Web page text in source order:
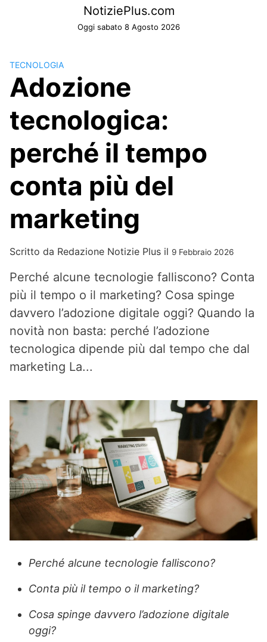
NotiziePlus.com
Oggi sabato 8 Agosto 2026
TECNOLOGIA
Adozione
tecnologica:
perché il tempo
conta più del
marketing
Scritto da Redazione Notizie Plus il 9 Febbraio 2026
Perché alcune tecnologie falliscono? Conta
più il tempo o il marketing? Cosa spinge
davvero l’adozione digitale oggi? Quando la
novità non basta: perché l’adozione
tecnologica dipende più dal tempo che dal
marketing La...
Perché alcune tecnologie falliscono?
Conta più il tempo o il marketing?
Cosa spinge davvero l’adozione digitale
oggi?